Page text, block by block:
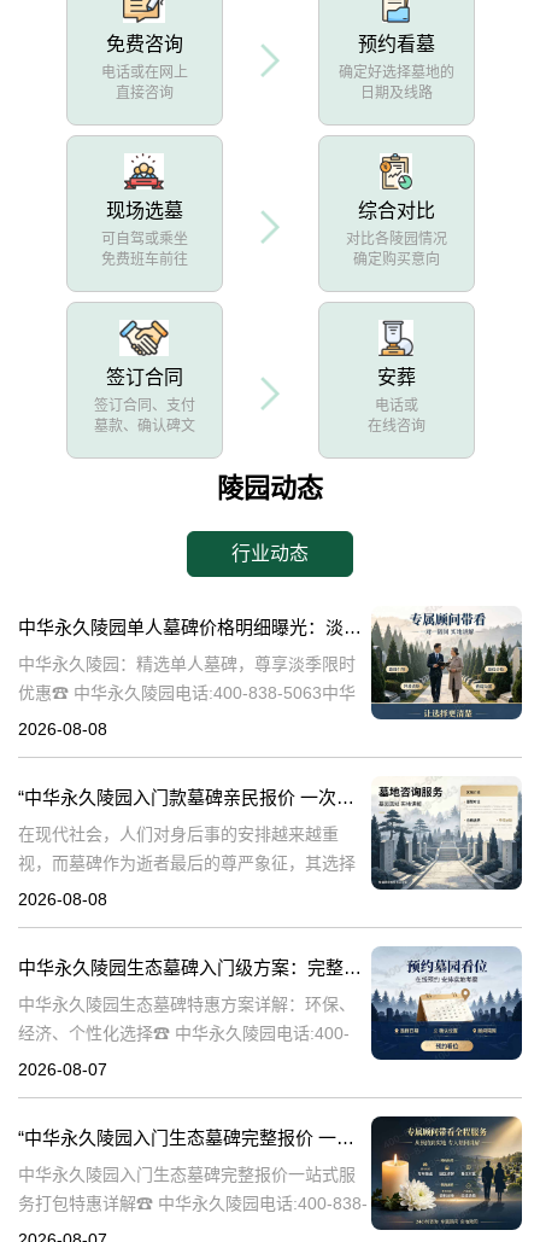
免费咨询
电话或在网上
直接咨询
预约看墓
确定好选择墓地的
日期及线路
现场选墓
可自驾或乘坐
免费班车前往
综合对比
对比各陵园情况
确定购买意向
签订合同
签订合同、支付
墓款、确认碑文
安葬
电话或
在线咨询
陵园动态
行业动态
中华永久陵园单人墓碑价格明细曝光：淡季下单立省数千，限时优惠深度解析
中华永久陵园：精选单人墓碑，尊享淡季限时
优惠☎ 中华永久陵园电话:400-838-5063中华
永久陵园，作为国内知名的陵园品牌，始终以
2026-08-08
“中华永久陵园入门款墓碑亲民报价 一次性付清享折上折：超值优惠与便捷选择的完美结合”
在现代社会，人们对身后事的安排越来越重
视，而墓碑作为逝者最后的尊严象征，其选择
与设计也变得尤为重要。中华永久陵园作为中
和
2026-08-08
中华永久陵园生态墓碑入门级方案：完整报价与一站式服务打包特惠解析
中华永久陵园生态墓碑特惠方案详解：环保、
经济、个性化选择☎ 中华永久陵园电话:400-
838-5063随着人们对身后事的关注度提升，选
2026-08-07
“中华永久陵园入门生态墓碑完整报价 一站式服务打包特惠详解”
中华永久陵园入门生态墓碑完整报价一站式服
务打包特惠详解☎ 中华永久陵园电话:400-838-
5063中华永久陵园作为国内知名的陵园之一，